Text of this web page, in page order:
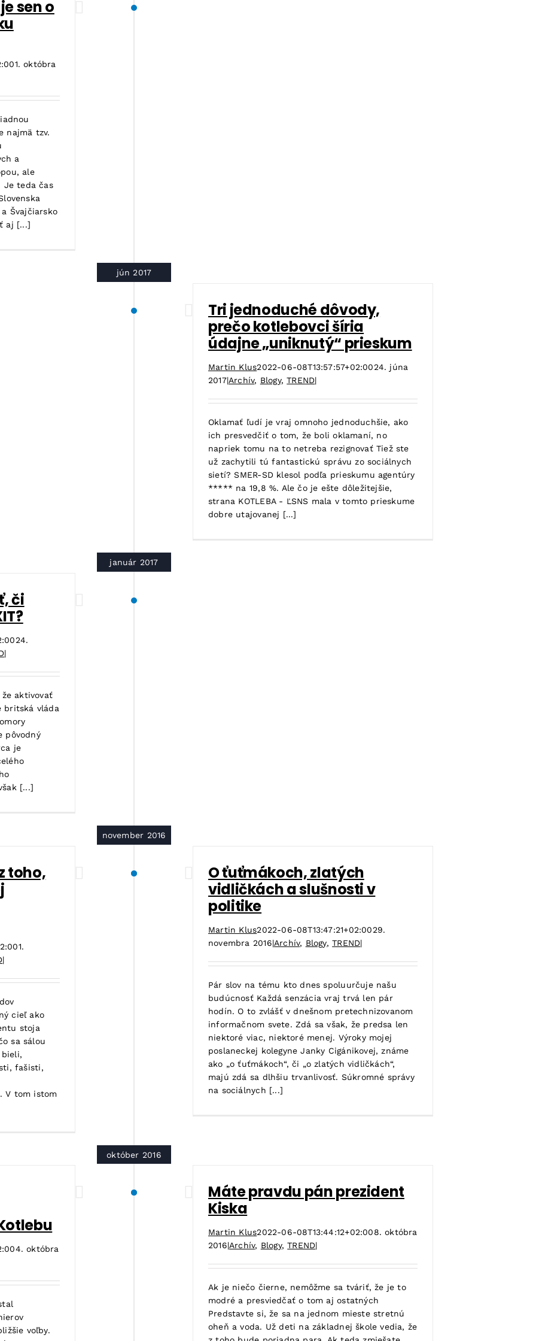
sen o
1. októbra
najmä tzv.
a
ale
Je teda čas
a Švajčiarsko
aj [...]
jún 2017
Tri jednoduché dôvody,
prečo kotlebovci šíria
údajne „uniknutý“ prieskum
Martin Klus2022-06-08T13:57:57+02:0024. júna
2017|Archív, Blogy,TREND|
Oklamať ľudí je vraj omnoho jednoduchšie, ako
ich presvedčiť o tom, že boli oklamaní, no
napriek tomu na to netreba rezignovať Tiež ste
už zachytili tú fantastickú správu zo sociálnych
sietí? SMER-SD klesol podľa prieskumu agentúry
***** na 19,8 %. Ale čo je ešte dôležitejšie,
strana KOTLEBA - ĽSNS mala v tomto prieskume
dobre utajovanej [...]
január 2017
či
24.
|
aktivovať
britská vláda
pôvodný
je
[...]
november 2016
O ťuťmákoch, zlatých
vidličkách a slušnosti v
politike
Martin Klus2022-06-08T13:47:21+02:0029.
novembra 2016|Archív, Blogy,TREND|
Pár slov na tému kto dnes spoluurčuje našu
budúcnosť Každá senzácia vraj trvá len pár
hodín. O to zvlášť v dnešnom pretechnizovanom
informačnom svete. Zdá sa však, že predsa len
niektoré viac, niektoré menej. Výroky mojej
poslaneckej kolegyne Janky Cigánikovej, známe
ako „o ťuťmákoch“, či „o zlatých vidličkách“,
majú zdá sa dlhšiu trvanlivosť. Súkromné správy
na sociálnych [...]
toho,
1.
|
cieľ ako
stoja
sa sálou
fašisti,
V tom istom
október 2016
Máte pravdu pán prezident
Kiska
Martin Klus2022-06-08T13:44:12+02:008. októbra
2016|Archív, Blogy,TREND|
Ak je niečo čierne, nemôžme sa tváriť, že je to
modré a presviedčať o tom aj ostatných
Predstavte si, že sa na jednom mieste stretnú
oheň a voda. Už deti na základnej škole vedia, že
4. októbra
voľby.